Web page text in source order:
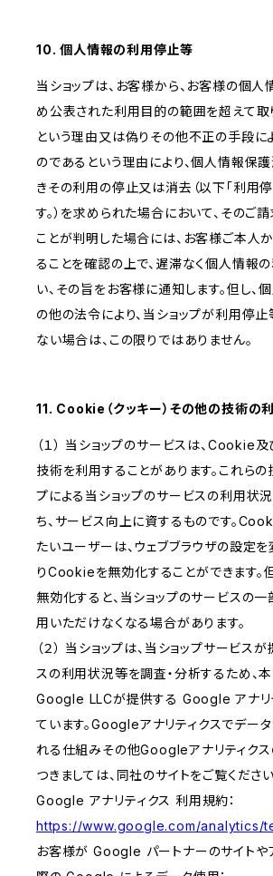
10. 個人情報の利用停止等
当ショップは、お客様から、お客様の個人
め公表された利用目的の範囲を超えて取
という理由又は偽りその他不正の手段に
のであるという理由により、個人情報保
きその利用の停止又は消去（以下「利用
す。）を求められた場合において、そのご
ことが判明した場合には、お客様ご本人
ることを確認の上で、遅滞なく個人情報
い、その旨をお客様に通知します。但し、
の他の法令により、当ショップが利用停
ない場合は、この限りではありません。
11. Cookie（クッキー）その他の技術の
（１） 当ショップのサービスは、Cookie
技術を利用することがあります。これらの
プによる当ショップのサービスの利用状
ち、サービス向上に資するものです。
たいユーザーは、ウェブブラウザの設定
りCookieを無効化することができます。
無効化すると、当ショップのサービスの
用いただけなくなる場合があります。
（２） 当ショップは、当ショップサービス
スの利用状況等を調査・分析するため、
Google LLCが提供する Google アナリ
ています。Googleアナリティクスでデー
れる仕組みその他Googleアナリティク
つきましては、同社のサイトをご覧ください
Google アナリティクス 利用規約：
https://www.google.com/analytics/
お客様が Google パートナーのサイトや